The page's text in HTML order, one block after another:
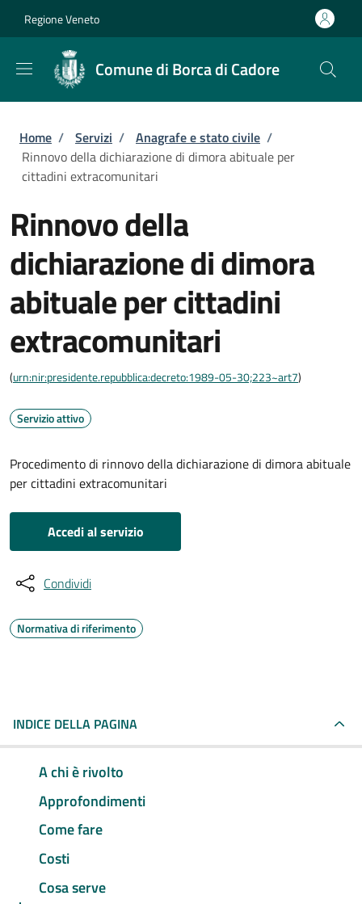
Regione Veneto
Comune di Borca di Cadore
Briciole di pane
Home / Servizi / Anagrafe e stato civile /
Rinnovo della dichiarazione di dimora abituale per
cittadini extracomunitari
Rinnovo della
dichiarazione di dimora
abituale per cittadini
extracomunitari
(urn:nir:presidente.repubblica:decreto:1989-05-30;223~art7)
Servizio attivo
Procedimento di rinnovo della dichiarazione di dimora abituale
per cittadini extracomunitari
Accedi al servizio
Condividi
Normativa di riferimento
INDICE DELLA PAGINA
A chi è rivolto
Approfondimenti
Come fare
Costi
Cosa serve